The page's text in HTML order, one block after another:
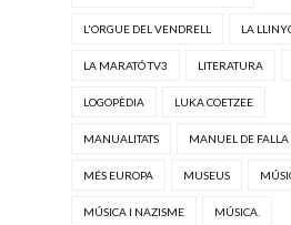
L'ORGUE DEL VENDRELL LA
LA MARATÓ TV3 LITERATURA
LOGOPÈDIA LUKA COETZEE
MANUALITATS MANUEL DE FALLA
MÉS EUROPA MUSEUS
MÚSICA I NAZISME MÚSICA.